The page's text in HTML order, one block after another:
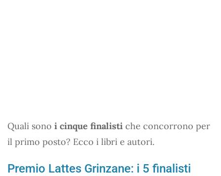
Quali sono i cinque finalisti che concorrono per
il primo posto? Ecco i libri e autori.
Premio Lattes Grinzane: i 5 finalisti